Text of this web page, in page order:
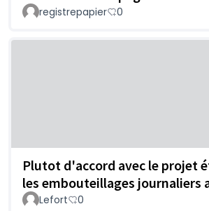
registrepapier 0
Plutot d'accord avec le projet
les embouteillages journaliers
Lefort 0